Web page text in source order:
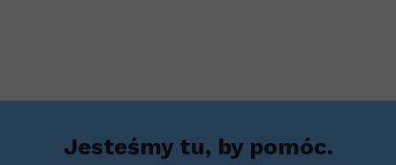
Jesteśmy tu, by pomóc.